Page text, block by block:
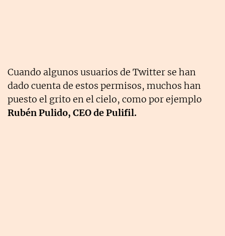
Cuando algunos usuarios de Twitter se han
dado cuenta de estos permisos, muchos han
puesto el grito en el cielo, como por ejemplo
Rubén Pulido, CEO de Pulifil.